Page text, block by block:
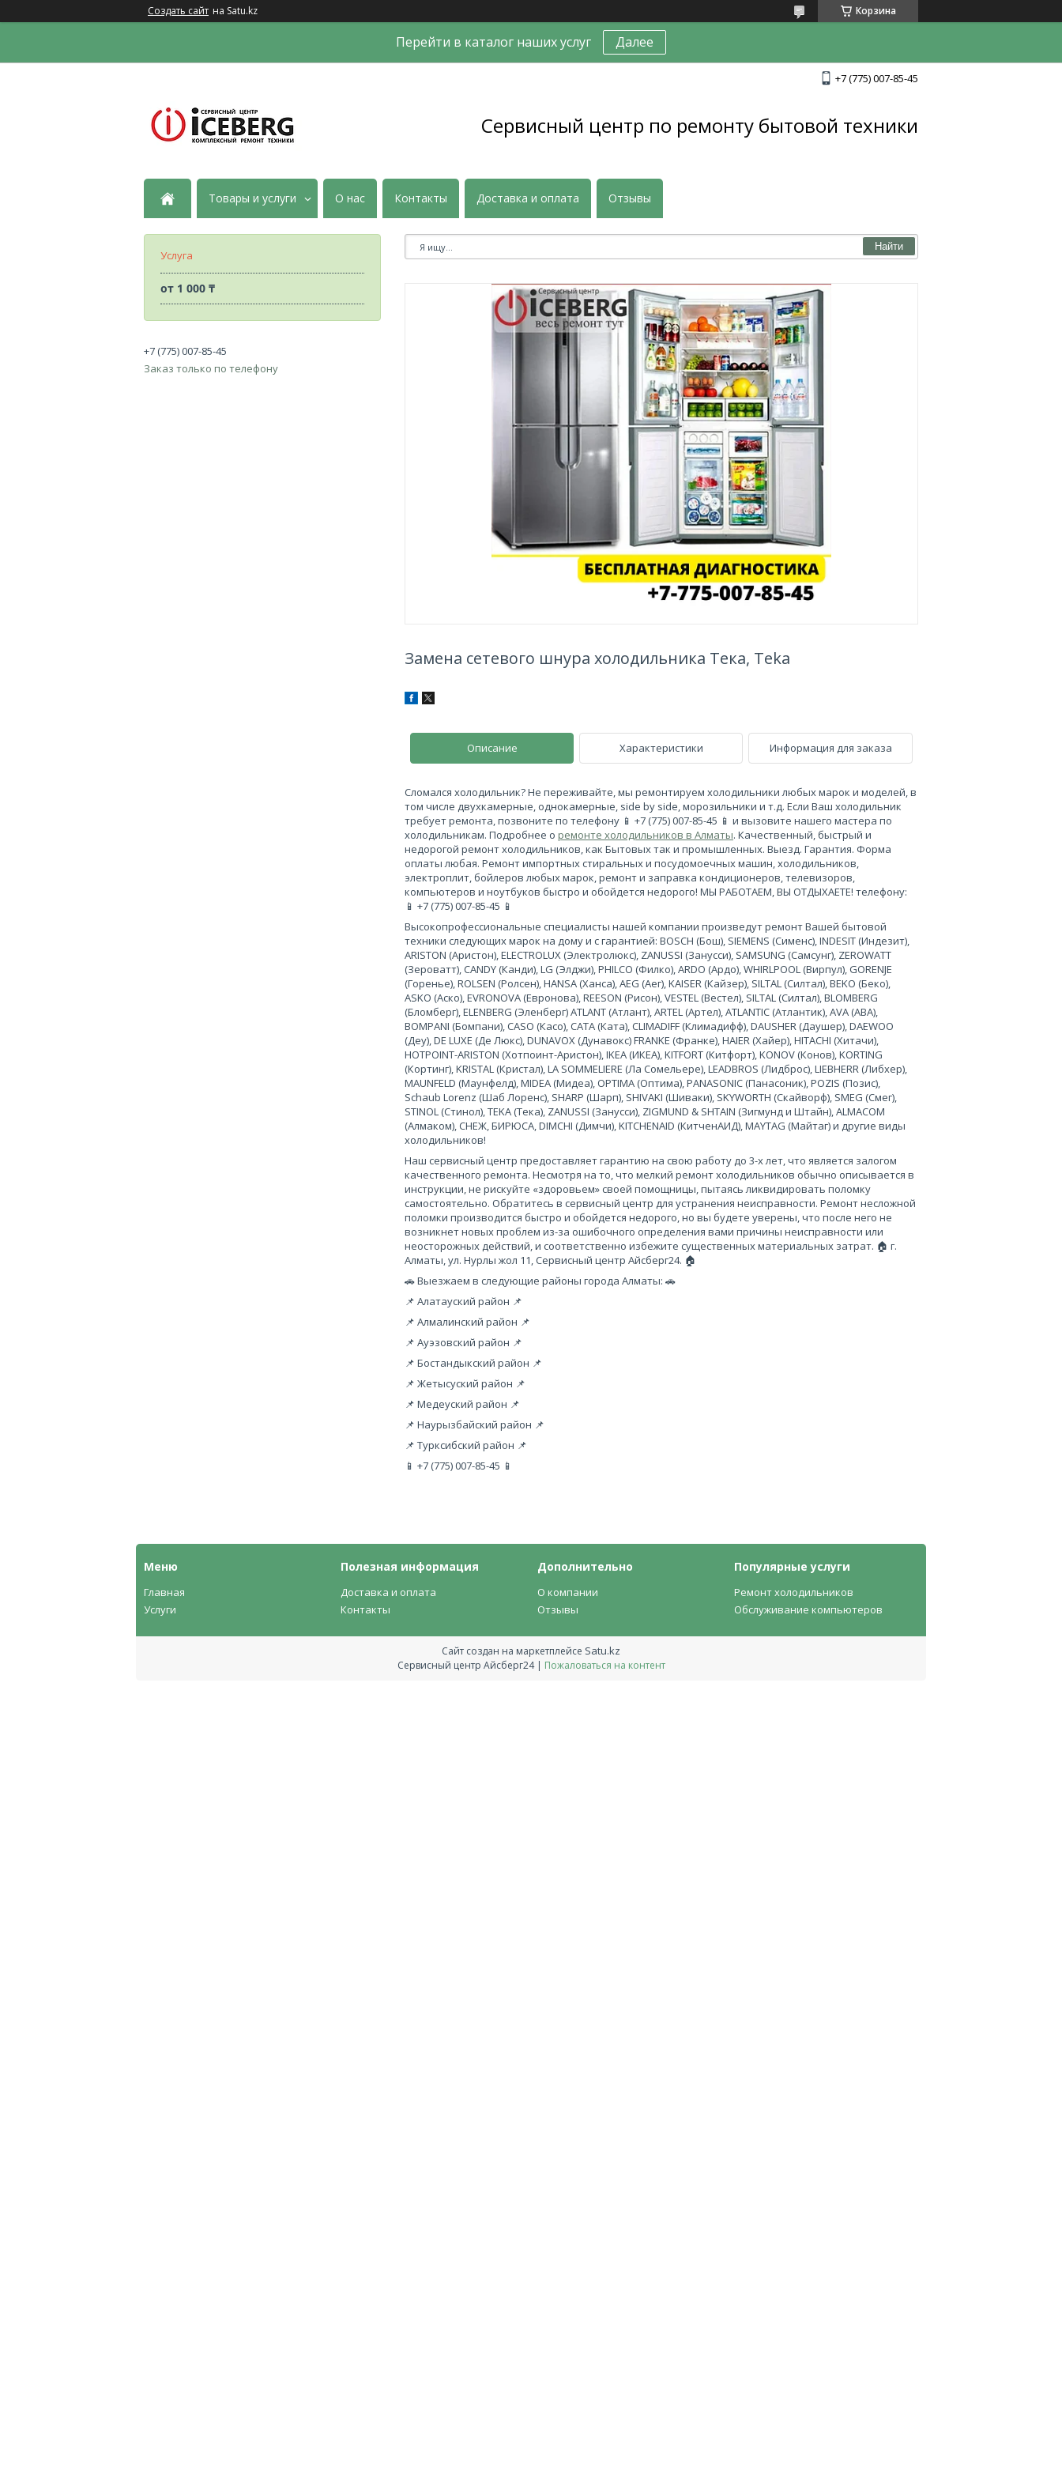
Создать сайт на Satu.kz Корзина
Перейти в каталог наших услуг Далее
+7 (775) 007-85-45
Сервисный центр по ремонту бытовой техники
Товары и услуги О нас Контакты Доставка и оплата Отзывы
Найти
Замена сетевого шнура холодильника Тека, Teka
Описание Характеристики Информация для заказа
Сломался холодильник? Не переживайте, мы ремонтируем холодильники любых марок и моделей, в
том числе двухкамерные, однокамерные, side by side, морозильники и т.д. Если Ваш холодильник
требует ремонта, позвоните по телефону 📱 +7 (775) 007-85-45 📱 и вызовите нашего мастера по
холодильникам. Подробнее о ремонте холодильников в Алматы. Качественный, быстрый и
недорогой ремонт холодильников, как Бытовых так и промышленных. Выезд. Гарантия. Форма
оплаты любая. Ремонт импортных стиральных и посудомоечных машин, холодильников,
электроплит, бойлеров любых марок, ремонт и заправка кондиционеров, телевизоров,
компьютеров и ноутбуков быстро и обойдется недорого! МЫ РАБОТАЕМ, ВЫ ОТДЫХАЕТЕ! телефону:
📱 +7 (775) 007-85-45 📱
Высокопрофессиональные специалисты нашей компании произведут ремонт Вашей бытовой
техники следующих марок на дому и с гарантией: BOSCH (Бош), SIEMENS (Сименс), INDESIT (Индезит),
ARISTON (Аристон), ELECTROLUX (Электролюкс), ZANUSSI (Занусси), SAMSUNG (Самсунг), ZEROWATT
(Зероватт), CANDY (Канди), LG (Элджи), PHILCO (Филко), ARDO (Ардо), WHIRLPOOL (Вирпул), GORENJE
(Горенье), ROLSEN (Ролсен), HANSA (Ханса), AEG (Аег), KAISER (Кайзер), SILTAL (Силтал), BEKO (Беко),
ASKO (Аско), EVRONOVA (Евронова), REESON (Рисон), VESTEL (Вестел), SILTAL (Силтал), BLOMBERG
(Бломберг), ELENBERG (Эленберг) ATLANT (Атлант), ARTEL (Артел), ATLANTIC (Атлантик), AVA (АВА),
BOMPANI (Бомпани), CASO (Касо), CATA (Ката), CLIMADIFF (Климадифф), DAUSHER (Даушер), DAEWOO
(Деу), DE LUXE (Де Люкс), DUNAVOX (Дунавокс) FRANKE (Франке), HAIER (Хайер), HITACHI (Хитачи),
HOTPOINT-ARISTON (Хотпоинт-Аристон), IKEA (ИКЕА), KITFORT (Китфорт), KONOV (Конов), KORTING
(Кортинг), KRISTAL (Кристал), LA SOMMELIERE (Ла Сомельере), LEADBROS (Лидброс), LIEBHERR (Либхер),
MAUNFELD (Маунфелд), MIDEA (Мидеа), OPTIMA (Оптима), PANASONIC (Панасоник), POZIS (Позис),
Schaub Lorenz (Шаб Лоренс), SHARP (Шарп), SHIVAKI (Шиваки), SKYWORTH (Скайворф), SMEG (Смег),
STINOL (Стинол), TEKA (Тека), ZANUSSI (Занусси), ZIGMUND & SHTAIN (Зигмунд и Штайн), ALMACOM
(Алмаком), СНЕЖ, БИРЮСА, DIMCHI (Димчи), KITCHENAID (КитченАИД), MAYTAG (Майтаг) и другие виды
холодильников!
Наш сервисный центр предоставляет гарантию на свою работу до 3-х лет, что является залогом
качественного ремонта. Несмотря на то, что мелкий ремонт холодильников обычно описывается в
инструкции, не рискуйте «здоровьем» своей помощницы, пытаясь ликвидировать поломку
самостоятельно. Обратитесь в сервисный центр для устранения неисправности. Ремонт несложной
поломки производится быстро и обойдется недорого, но вы будете уверены, что после него не
возникнет новых проблем из-за ошибочного определения вами причины неисправности или
неосторожных действий, и соответственно избежите существенных материальных затрат. 🏠 г.
Алматы, ул. Нурлы жол 11, Сервисный центр Айсберг24. 🏠
🚗 Выезжаем в следующие районы города Алматы: 🚗
📌 Алатауский район 📌
📌 Алмалинский район 📌
📌 Ауэзовский район 📌
📌 Бостандыкский район 📌
📌 Жетысуский район 📌
📌 Медеуский район 📌
📌 Наурызбайский район 📌
📌 Турксибский район 📌
📱 +7 (775) 007-85-45 📱
Услуга
от 1 000 ₸
+7 (775) 007-85-45
Заказ только по телефону
Меню
Главная
Услуги
Полезная информация
Доставка и оплата
Контакты
Дополнительно
О компании
Отзывы
Популярные услуги
Ремонт холодильников
Обслуживание компьютеров
Сайт создан на маркетплейсе Satu.kz
Сервисный центр Айсберг24 | Пожаловаться на контент